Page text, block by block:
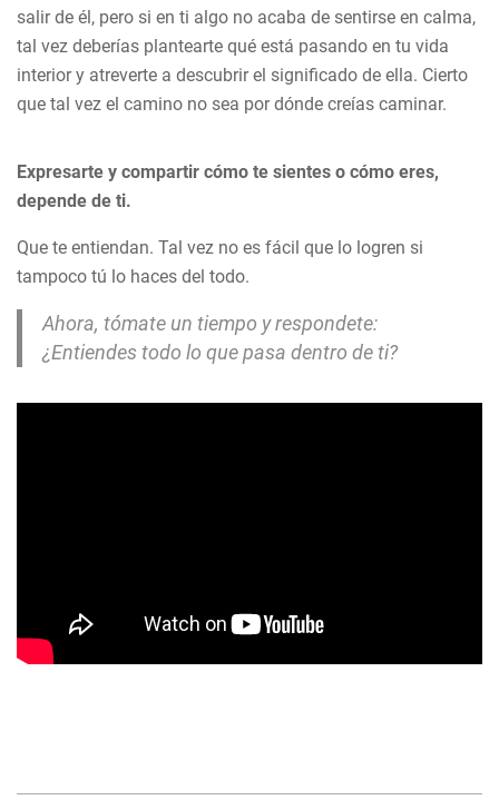
salir de él, pero si en ti algo no acaba de sentirse en calma,
tal vez deberías plantearte qué está pasando en tu vida
interior y atreverte a descubrir el significado de ella. Cierto
que tal vez el camino no sea por dónde creías caminar.
Expresarte y compartir cómo te sientes o cómo eres,
depende de ti.
Que te entiendan. Tal vez no es fácil que lo logren si
tampoco tú lo haces del todo.
Ahora, tómate un tiempo y respondete:
¿Entiendes todo lo que pasa dentro de ti?